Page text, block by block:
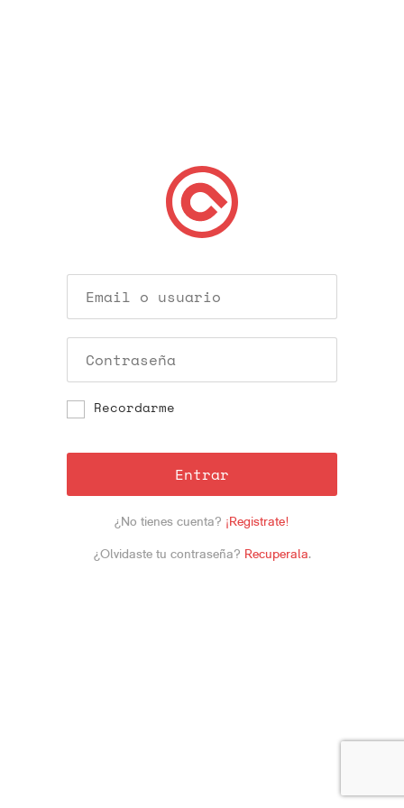
Recordarme
Entrar
¿No tienes cuenta? ¡Registrate!
¿Olvidaste tu contraseña? Recuperala.